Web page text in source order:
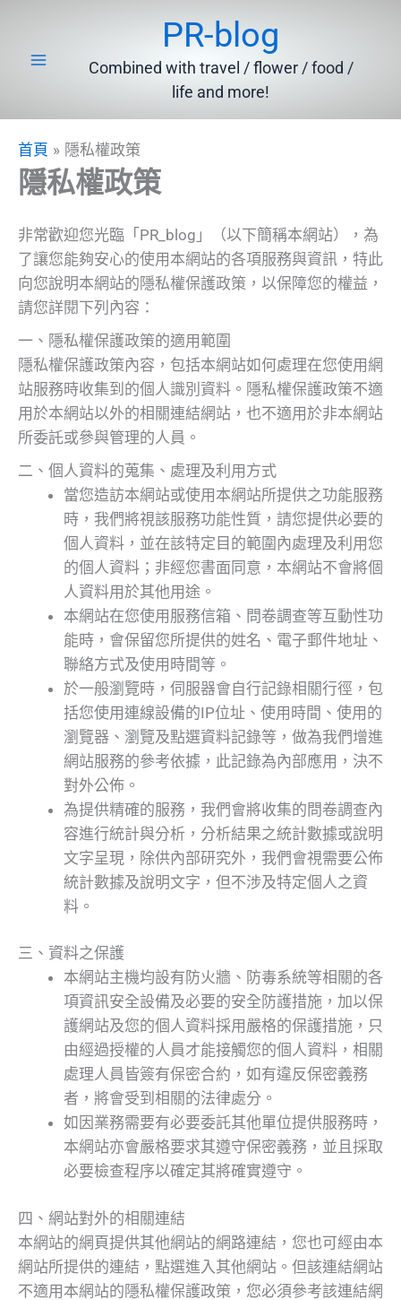
PR-blog
Combined with travel / flower / food /
life and more!
首頁 隱私權政策
隱私權政策
非常歡迎您光臨「PR_blog」（以下簡稱本網站），為
了讓您能夠安心的使用本網站的各項服務與資訊，特此
向您說明本網站的隱私權保護政策，以保障您的權益，
請您詳閱下列內容：
一、隱私權保護政策的適用範圍
隱私權保護政策內容，包括本網站如何處理在您使用網
站服務時收集到的個人識別資料。隱私權保護政策不適
用於本網站以外的相關連結網站，也不適用於非本網站
所委託或參與管理的人員。
二、個人資料的蒐集、處理及利用方式
當您造訪本網站或使用本網站所提供之功能服務
時，我們將視該服務功能性質，請您提供必要的
個人資料，並在該特定目的範圍內處理及利用您
的個人資料；非經您書面同意，本網站不會將個
人資料用於其他用途。
本網站在您使用服務信箱、問卷調查等互動性功
能時，會保留您所提供的姓名、電子郵件地址、
聯絡方式及使用時間等。
於一般瀏覽時，伺服器會自行記錄相關行徑，包
括您使用連線設備的IP位址、使用時間、使用的
瀏覽器、瀏覽及點選資料記錄等，做為我們增進
網站服務的參考依據，此記錄為內部應用，決不
對外公佈。
為提供精確的服務，我們會將收集的問卷調查內
容進行統計與分析，分析結果之統計數據或說明
文字呈現，除供內部研究外，我們會視需要公佈
統計數據及說明文字，但不涉及特定個人之資
料。
三、資料之保護
本網站主機均設有防火牆、防毒系統等相關的各
項資訊安全設備及必要的安全防護措施，加以保
護網站及您的個人資料採用嚴格的保護措施，只
由經過授權的人員才能接觸您的個人資料，相關
處理人員皆簽有保密合約，如有違反保密義務
者，將會受到相關的法律處分。
如因業務需要有必要委託其他單位提供服務時，
本網站亦會嚴格要求其遵守保密義務，並且採取
必要檢查程序以確定其將確實遵守。
四、網站對外的相關連結
本網站的網頁提供其他網站的網路連結，您也可經由本
網站所提供的連結，點選進入其他網站。但該連結網站
不適用本網站的隱私權保護政策，您必須參考該連結網